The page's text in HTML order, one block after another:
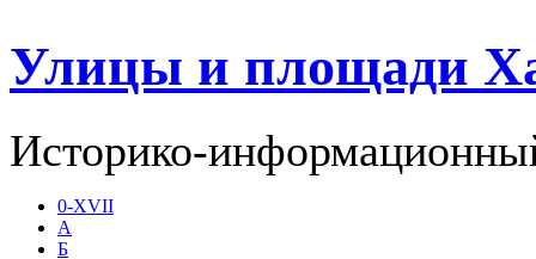
Улицы и площади
Историко-
0-XVII
А
Б